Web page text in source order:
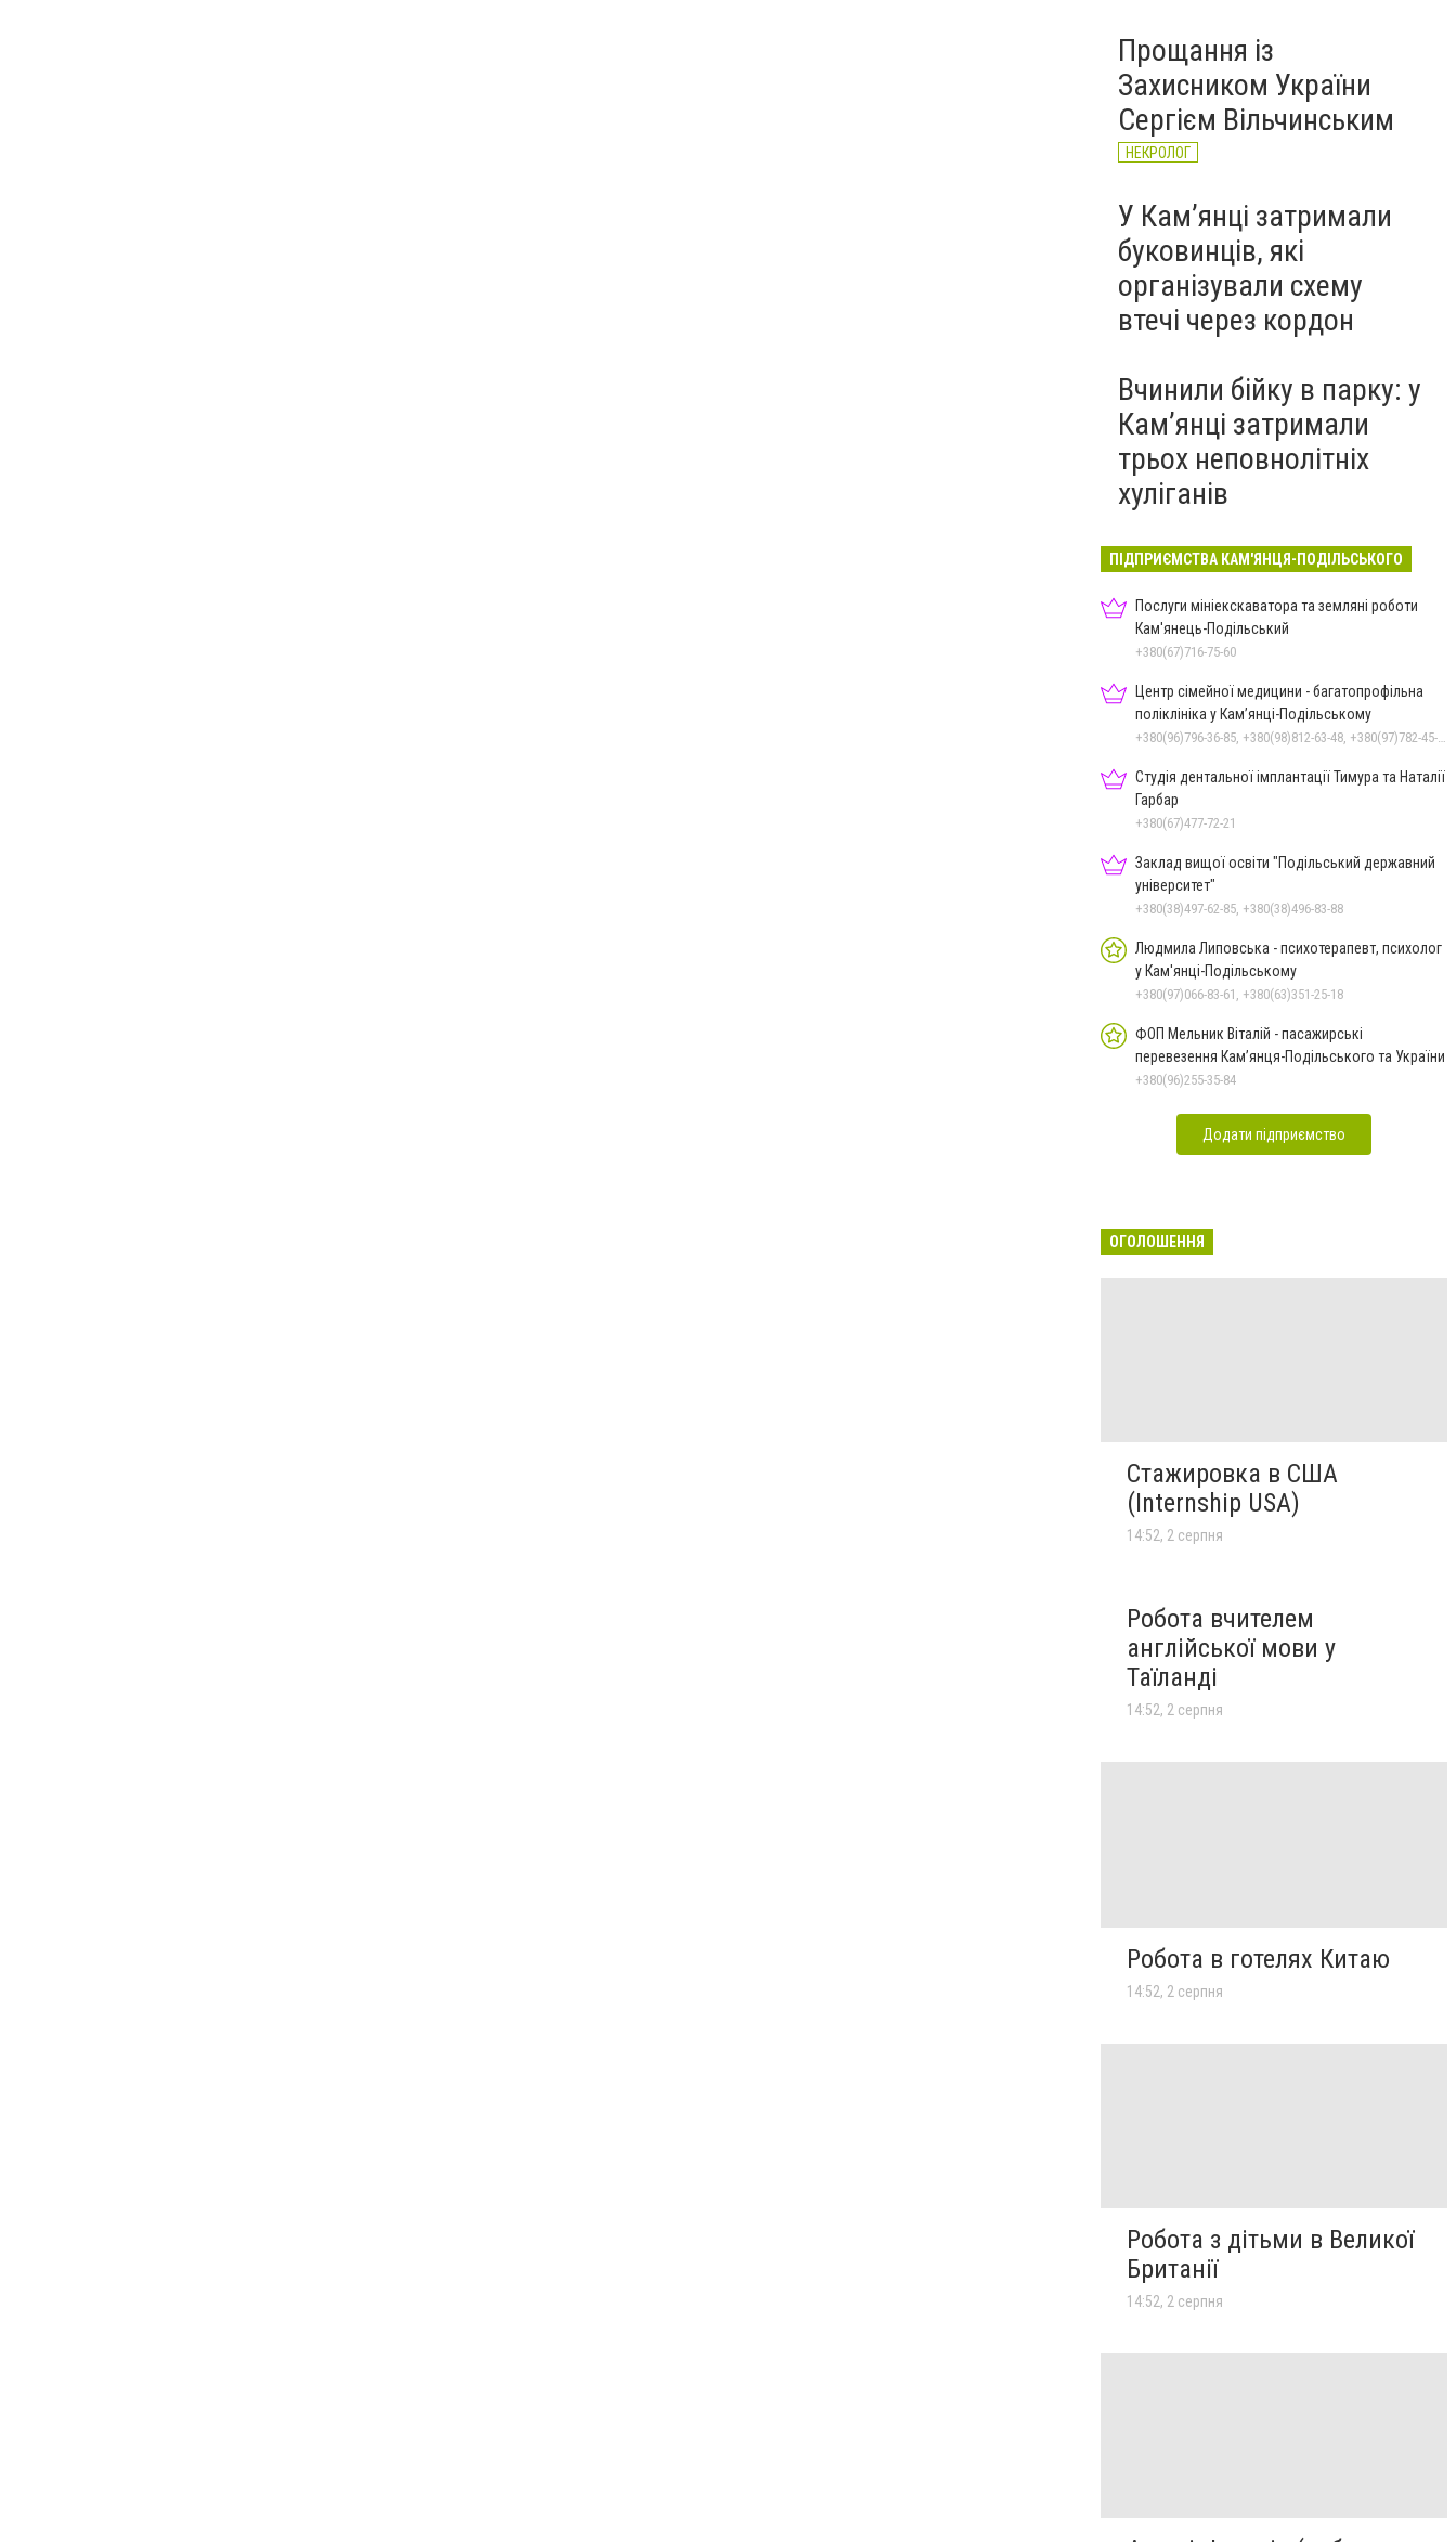
Прощання із
Захисником України
Сергієм Вільчинським
НЕКРОЛОГ
У Кам’янці затримали
буковинців, які
організували схему
втечі через кордон
Вчинили бійку в парку: у
Кам’янці затримали
трьох неповнолітніх
хуліганів
ПІДПРИЄМСТВА КАМ'ЯНЦЯ-ПОДІЛЬСЬКОГО
Послуги мініекскаватора та земляні роботи
Кам'янець-Подільський
+380(67)716-75-60
Центр сімейної медицини - багатопрофільна
поліклініка у Кам’янці-Подільському
+380(96)796-36-85, +380(98)812-63-48, +380(97)782-45-70
Студія дентальної імплантації Тимура та Наталії
Гарбар
+380(67)477-72-21
Заклад вищої освіти "Подільський державний
університет"
+380(38)497-62-85, +380(38)496-83-88
Людмила Липовська - психотерапевт, психолог
у Кам'янці-Подільському
+380(97)066-83-61, +380(63)351-25-18
ФОП Мельник Віталій - пасажирські
перевезення Кам’янця-Подільського та України
+380(96)255-35-84
Додати підприємство
ОГОЛОШЕННЯ
Стажировка в США
(Internship USA)
14:52, 2 серпня
Робота вчителем
англійської мови у
Таїланді
14:52, 2 серпня
Робота в готелях Китаю
14:52, 2 серпня
Робота з дітьми в Великої
Британії
14:52, 2 серпня